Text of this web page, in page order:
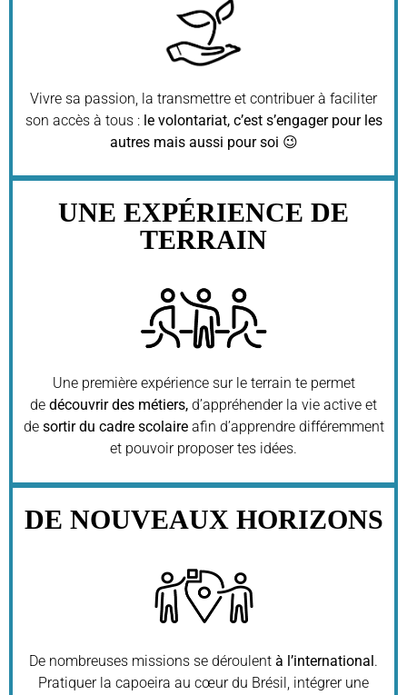
Vivre sa passion, la transmettre et contribuerà faciliter
son accès à tous : le volontariat, c’est s’engager pour les
autres mais aussi pour soi 😉
UNE EXPÉRIENCE DE
TERRAIN
Une première expérience sur le terrain te permet
de découvrir des métiers, d’appréhender la vie active et
de sortir du cadre scolaireafin d’apprendre différemment
et pouvoir proposer tes idées.
DE NOUVEAUX HORIZONS
De nombreuses missions se déroulent à l’international .
Pratiquer la capoeira au cœur du Brésil, intégrer une